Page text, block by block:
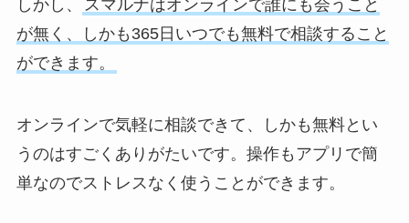
しかし、
スマルナはオンラインで誰にも会うこと
が無く、しかも365日いつでも無料で相談すること
ができます。
オンラインで気軽に相談できて、しかも無料とい
うのはすごくありがたいです。操作もアプリで簡
単なのでストレスなく使うことができます。